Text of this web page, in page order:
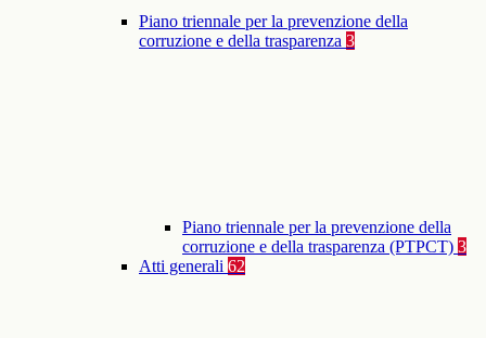
Piano triennale per la prevenzione della
corruzione e della trasparenza 3
Piano triennale per la prevenzione della
corruzione e della trasparenza (PTPCT) 3
Atti generali 62